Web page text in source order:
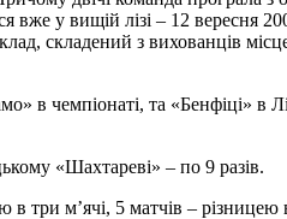
у вищій лізі – 12 вересня
складений з вихованців
в чемпіонаті, та «Бенфіці» в
«Шахтареві» – по 9 разів.
м’ячі, 5 матчів – різницею